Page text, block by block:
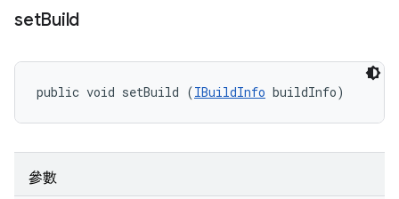
setBuild
public void setBuild (IBuildInfo buildInfo)
參數